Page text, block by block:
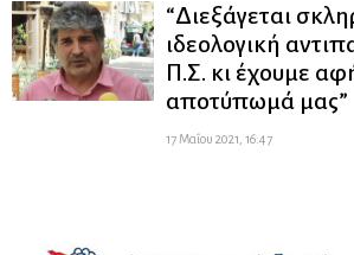
“Διεξάγεται
ιδεολογική
Π.Σ. κι έχουμε
αποτύπωμά μας”
17 Μαΐου 2021, 16:47